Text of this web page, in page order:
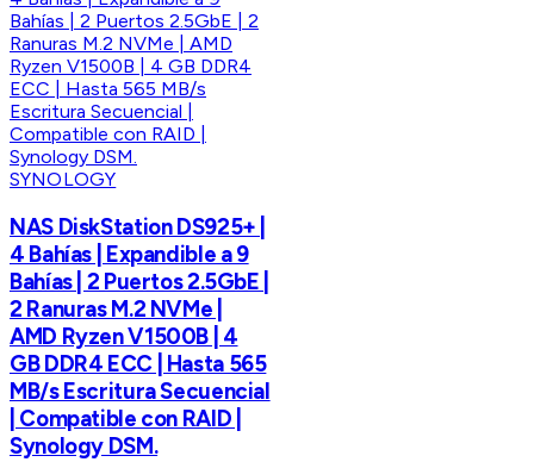
SYNOLOGY
NAS DiskStation DS925+ |
4 Bahías | Expandible a 9
Bahías | 2 Puertos 2.5GbE |
2 Ranuras M.2 NVMe |
AMD Ryzen V1500B | 4
GB DDR4 ECC | Hasta 565
MB/s Escritura Secuencial
| Compatible con RAID |
Synology DSM.